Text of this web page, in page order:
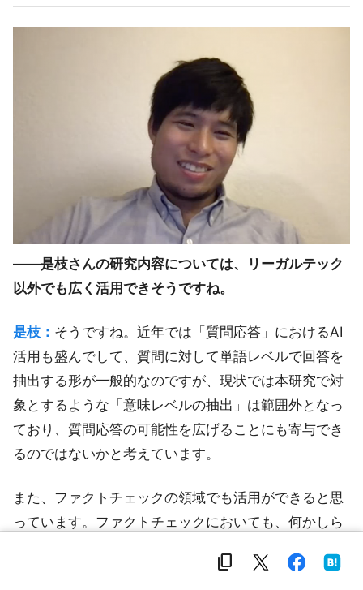
――是枝さんの研究内容については、リーガルテック
以外でも広く活用できそうですね。
是枝： そうですね。近年では「質問応答」におけるAI
活用も盛んでして、質問に対して単語レベルで回答を
抽出する形が一般的なのですが、現状では本研究で対
象とするような「意味レベルの抽出」は範囲外となっ
ており、質問応答の可能性を広げることにも寄与でき
るのではないかと考えています。
また、ファクトチェックの領域でも活用ができると思
っています。ファクトチェックにおいても、何かしら
して主張が正確か誤りか、もしくは判断不能かを返す
content_copy